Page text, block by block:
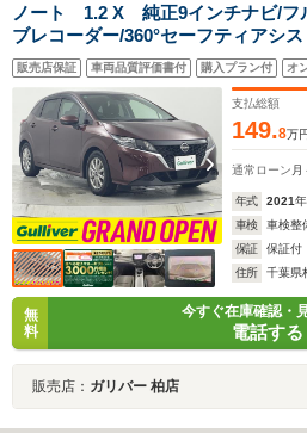
ノート 1.2 X 純正9インチナビ/フ
ブレコーダー/360°セーフティアシ
メラ/ETC/オートライト/プッシュス
車線逸脱防止/踏み間違い衝突防止/
販売店保証 車両品質評価書付 購入プラン付 オ
支払総額
149.8万
通常ローン 月
年式 2021年
車検
車検整
保証
保証付
住所
千葉県
無
料
今すぐ在庫確認・
電話する
販売店： ガリバー 柏店